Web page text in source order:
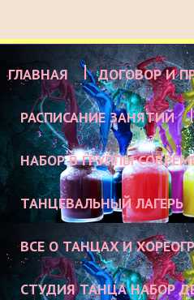
ГЛАВНАЯ ДОГОВОР И
РАСПИСАНИЕ ЗАНЯТИЙ
НАБОР В ГРУППЫ
ТАНЦЕВАЛЬНЫЙ ЛАГЕРЬ
ВСЕ О ТАНЦАХ И
СТУДИЯ ТАНЦА НАБОР